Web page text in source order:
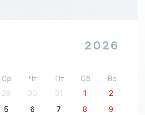
2026
Ср Чт Пт Сб
Вс
29 30 31 1
2
5 6 7 8
9